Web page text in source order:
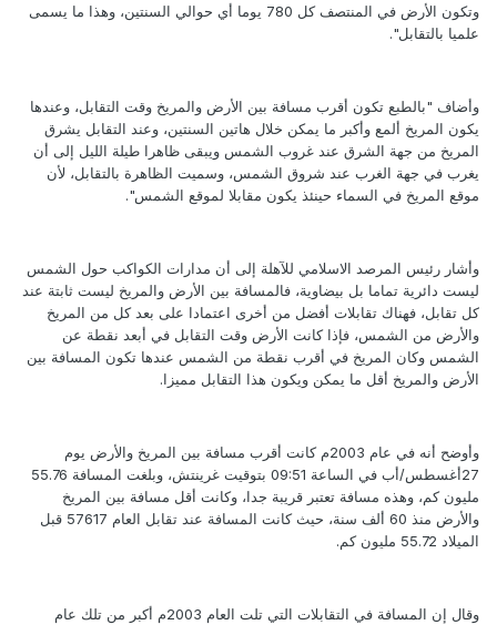
وتكون الأرض في المنتصف كل 780 يوما أي حوالي السنتين، وهذا ما يسمى
علميا بالتقابل".
وأضاف "بالطبع تكون أقرب مسافة بين الأرض والمريخ وقت التقابل، وعندها
يكون المريخ ألمع وأكبر ما يمكن خلال هاتين السنتين، وعند التقابل يشرق
المريخ من جهة الشرق عند غروب الشمس ويبقى ظاهرا طيلة الليل إلى أن
يغرب في جهة الغرب عند شروق الشمس، وسميت الظاهرة بالتقابل، لأن
موقع المريخ في السماء حينئذ يكون مقابلا لموقع الشمس".
وأشار رئيس المرصد الاسلامي للآهلة إلى أن مدارات الكواكب حول الشمس
ليست دائرية تماما بل بيضاوية، فالمسافة بين الأرض والمريخ ليست ثابتة عند
كل تقابل، فهناك تقابلات أفضل من أخرى اعتمادا على بعد كل من المريخ
والأرض من الشمس، فإذا كانت الأرض وقت التقابل في أبعد نقطة عن
الشمس وكان المريخ في أقرب نقطة من الشمس عندها تكون المسافة بين
الأرض والمريخ أقل ما يمكن ويكون هذا التقابل مميزا.
وأوضح أنه في عام 2003م كانت أقرب مسافة بين المريخ والأرض يوم
27أغسطس/أب في الساعة 09:51 بتوقيت غرينتش، وبلغت المسافة 55.76
مليون كم، وهذه مسافة تعتبر قريبة جدا، وكانت أقل مسافة بين المريخ
والأرض منذ 60 ألف سنة، حيث كانت المسافة عند تقابل العام 57617 قبل
الميلاد 55.72 مليون كم.
وقال إن المسافة في التقابلات التي تلت العام 2003م أكبر من تلك عام